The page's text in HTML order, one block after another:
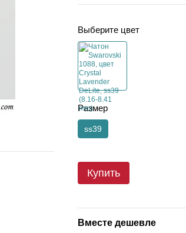
Выберите цвет
Размер
ss39
Купить
Вместе дешевле